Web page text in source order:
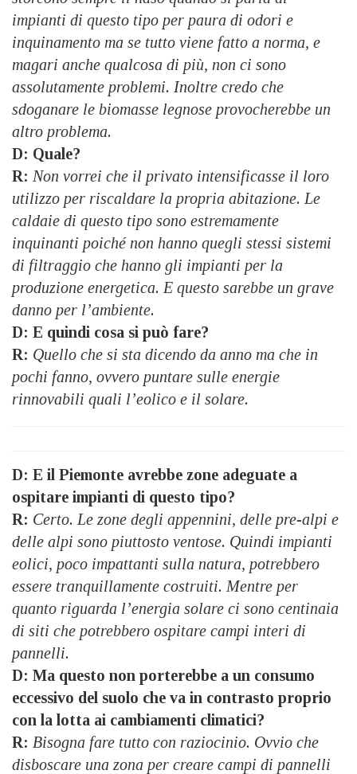
impianti di questo tipo per paura di odori e
inquinamento ma se tutto viene fatto a norma, e
magari anche qualcosa di più, non ci sono
assolutamente problemi. Inoltre credo che
sdoganare le biomasse legnose provocherebbe un
altro problema.
D: Quale?
R: Non vorrei che il privato intensificasse il loro
utilizzo per riscaldare la propria abitazione. Le
caldaie di questo tipo sono estremamente
inquinanti poiché non hanno quegli stessi sistemi
di filtraggio che hanno gli impianti per la
produzione energetica. E questo sarebbe un grave
danno per l’ambiente.
D: E quindi cosa si può fare?
R: Quello che si sta dicendo da anno ma che in
pochi fanno, ovvero puntare sulle energie
rinnovabili quali l’eolico e il solare.
D: E il Piemonte avrebbe zone adeguate a
ospitare impianti di questo tipo?
R: Certo. Le zone degli appennini, delle pre-alpi e
delle alpi sono piuttosto ventose. Quindi impianti
eolici, poco impattanti sulla natura, potrebbero
essere tranquillamente costruiti. Mentre per
quanto riguarda l’energia solare ci sono centinaia
di siti che potrebbero ospitare campi interi di
pannelli.
D: Ma questo non porterebbe a un consumo
eccessivo del suolo che va in contrasto proprio
con la lotta ai cambiamenti climatici?
R: Bisogna fare tutto con raziocinio. Ovvio che
disboscare una zona per creare campi di pannelli